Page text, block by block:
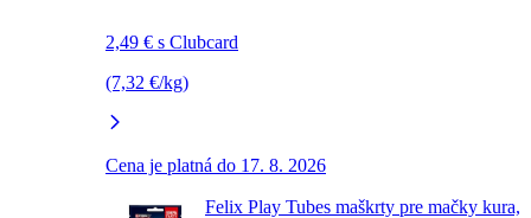
2,49 € s Clubcard
(7,32 €/kg)
Cena je platná do 17. 8. 2026
Felix Play Tubes maškrty pre mačky kura,